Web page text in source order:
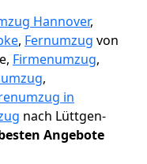
Hannover,
, Fernumzug von
Firmenumzug,
,
in
nach Lüttgen-
Angebote